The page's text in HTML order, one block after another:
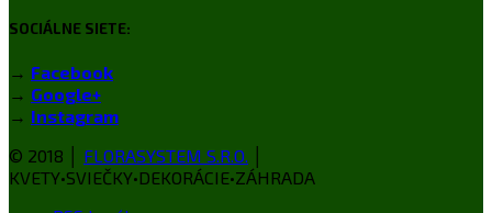
SOCIÁLNE SIETE:
→ Facebook
→ Google+
→ Instagram
© 2018 │ FLORASYSTEM S.R.O.
KVETY•SVIEČKY•DEKORÁCIE•ZÁHRADA